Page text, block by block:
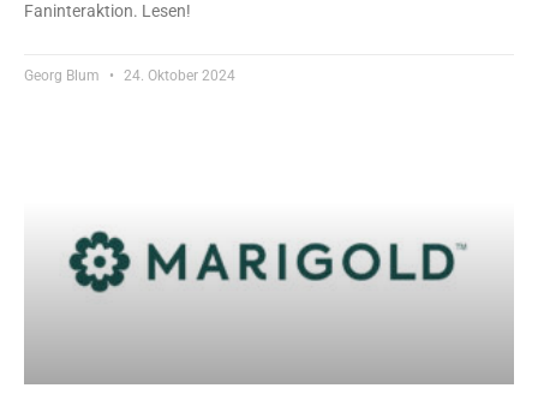
Faninteraktion. Lesen!
Georg Blum 24. Oktober 2024